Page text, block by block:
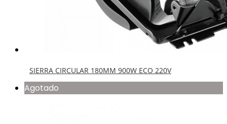
SIERRA CIRCULAR 235MM 2300W 220V